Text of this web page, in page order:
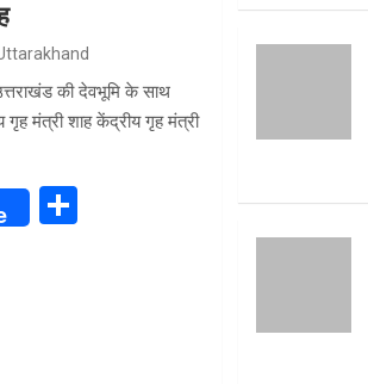
की देवभूमि के साथ
मंत्री शाह केंद्रीय गृह मंत्री